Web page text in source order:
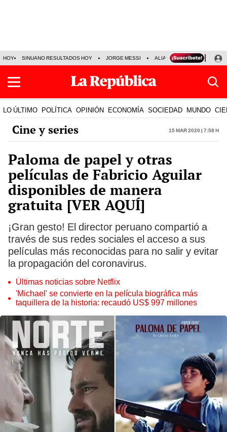
HOY SINUANO RESULTADOS HOY JORGE MESSI ALIANZA LIMA VS SPORT
LO ÚLTIMO POLÍTICA OPINIÓN ECONOMÍA SOCIEDAD MUNDO
Cine y series 15 Mar 2020 | 7:58 h
Paloma de papel y otras
películas de Fabricio Aguilar
disponibles de manera
gratuita [VER AQUÍ]
¡Gran gesto! El director peruano compartió a
través de sus redes sociales el acceso a sus
películas más reconocidas para no salir y evitar
la propagación del coronavirus.
Últimas noticias sobre Netflix
'Michael' se convierte en la película biográfica más
taquillera de la historia: recaudó US$ 997 millones